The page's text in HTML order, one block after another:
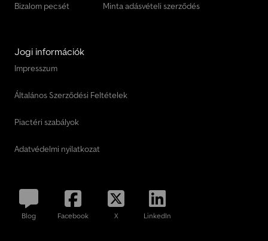
Bizalom pecsét Minta adásvételi szerződés
Jogi információk
Impresszum
Általános Szerződési Feltételek
Piactéri szabályok
Adatvédelmi nyilatkozat
Blog Facebook X LinkedIn